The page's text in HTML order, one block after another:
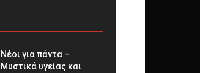
Νέοι για πάντα –
Μυστικά υγείας και